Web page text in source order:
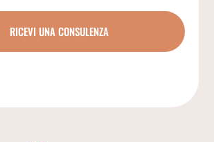
RICEVI UNA CONSULENZA